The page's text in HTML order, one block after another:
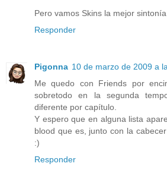
Pero vamos Skins la mejor
Responder
Pigonna 10 de marzo de 2009 a
Me quedo con Friends por
sobretodo en la segunda
diferente por capítulo.
Y espero que en alguna lista
blood que es, junto con la
:)
Responder